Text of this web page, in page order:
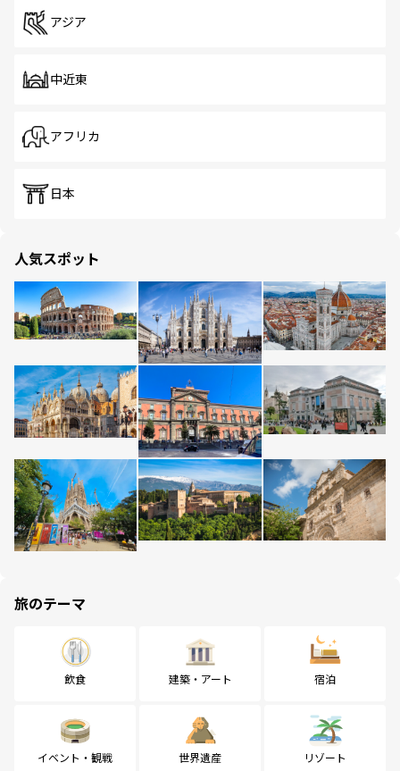
アジア
中近東
アフリカ
日本
人気スポット
旅のテーマ
飲食 建築・アート 宿泊
イベント・観戦 世界遺産 リゾート